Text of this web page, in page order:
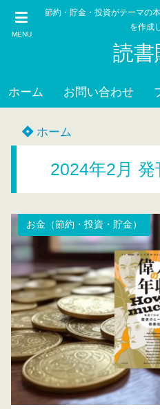
MENU
節約・貯金・投資がテーマの
を作成
読書
ホーム お問い合わせ
ホーム
2024年2月
お金（節約・投資・貯金）